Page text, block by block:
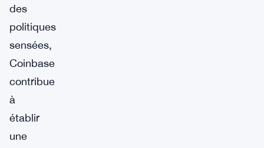
des
politiques
sensées,
Coinbase
contribue
à
établir
une